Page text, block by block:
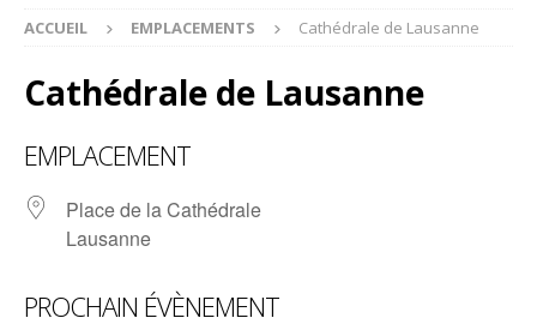
ACCUEIL EMPLACEMENTS Cathédrale de Lausanne
Cathédrale de Lausanne
EMPLACEMENT
Place de la Cathédrale
Lausanne
PROCHAIN ÉVÈNEMENT